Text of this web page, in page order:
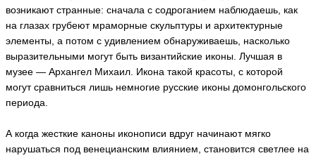
возникают странные: сначала с содроганием наблюдаешь, как
на глазах грубеют мраморные скульптуры и архитектурные
элементы, а потом с удивлением обнаруживаешь, насколько
выразительными могут быть византийские иконы. Лучшая в
музее — Архангел Михаил. Икона такой красоты, с которой
могут сравниться лишь немногие русские иконы домонгольского
периода.
А когда жесткие каноны иконописи вдруг начинают мягко
нарушаться под венецианским влиянием, становится светлее на